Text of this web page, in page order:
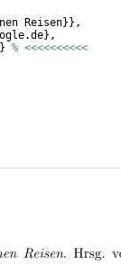
Reisen}} ,
} ,
} % <<<<<<<<<<